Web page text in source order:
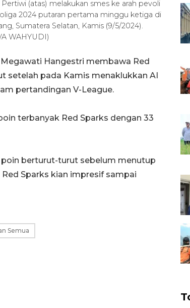
(atas) melakukan smes ke arah pevoli
2024 putaran pertama minggu ketiga di
Sumatera Selatan, Kamis (9/5/2024).
WAHYUDI)
Hangestri membawa Red
setelah pada Kamis menaklukkan AI
pertandingan V-League.
terbanyak Red Sparks dengan 33
berturut-turut sebelum menutup
Sparks kian impresif sampai
Semua